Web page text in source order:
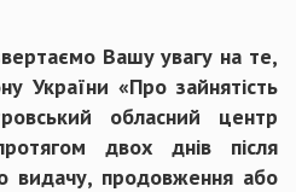
Вашу увагу на те,
України «Про зайнятість
обласний центр
двох днів після
видачу, продовження або